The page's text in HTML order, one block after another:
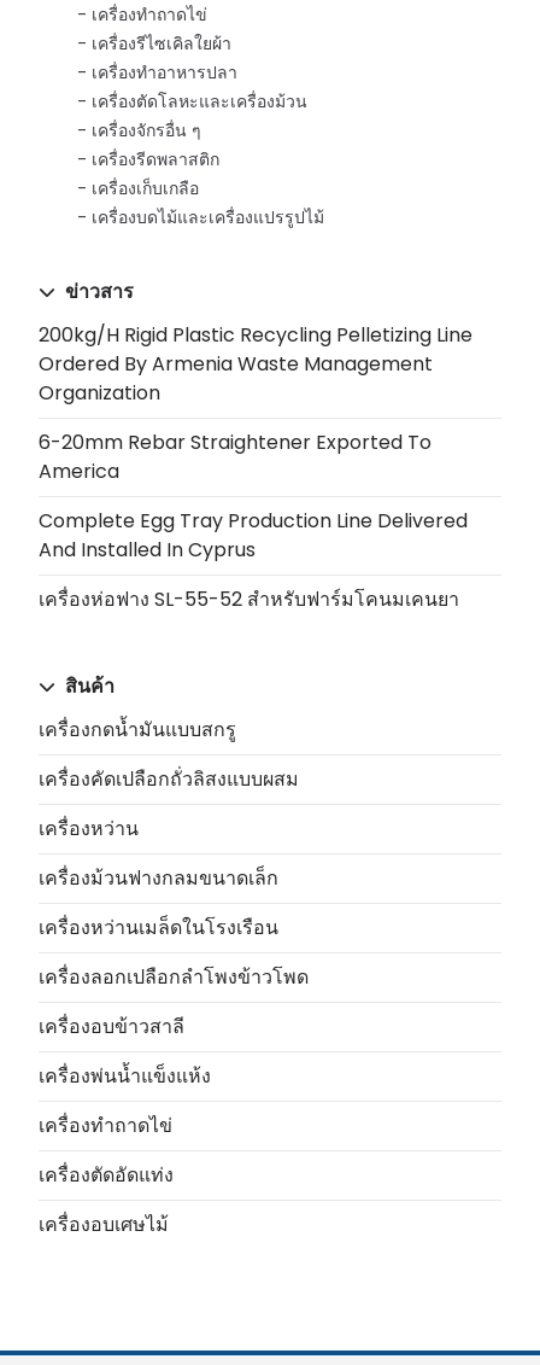
เครื่องทำถาดไข่
เครื่องรีไซเคิลใยผ้า
เครื่องทำอาหารปลา
เครื่องตัดโลหะและเครื่องม้วน
เครื่องจักรอื่น ๆ
เครื่องรีดพลาสติก
เครื่องเก็บเกลือ
เครื่องบดไม้และเครื่องแปรรูปไม้
ข่าวสาร
200kg/h Rigid Plastic Recycling Pelletizing Line
Ordered By Armenia Waste Management
Organization
6-20mm Rebar Straightener Exported To
America
Complete Egg Tray Production Line Delivered
And Installed In Cyprus
เครื่องห่อฟาง SL-55-52 สำหรับฟาร์มโคนมเคนยา
สินค้า
เครื่องกดน้ำมันแบบสกรู
เครื่องคัดเปลือกถั่วลิสงแบบผสม
เครื่องหว่าน
เครื่องม้วนฟางกลมขนาดเล็ก
เครื่องหว่านเมล็ดในโรงเรือน
เครื่องลอกเปลือกลำโพงข้าวโพด
เครื่องอบข้าวสาลี
เครื่องพ่นน้ำแข็งแห้ง
เครื่องทำถาดไข่
เครื่องตัดอัดแท่ง
เครื่องอบเศษไม้